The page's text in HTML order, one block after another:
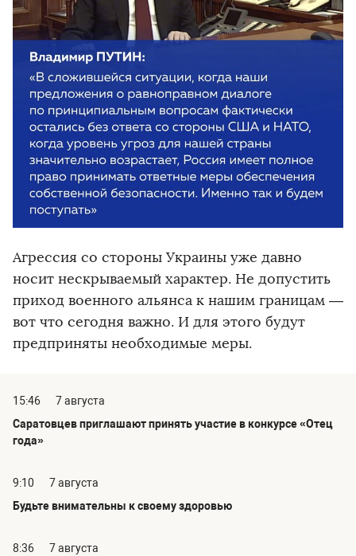
Агрессия со стороны Украины уже давно
носит нескрываемый характер. Не допустить
приход военного альянса к нашим границам —
вот что сегодня важно. И для этого будут
предприняты необходимые меры.
15:46
7 августа
Саратовцев приглашают принять участие в конкурсе «Отец
года»
9:10
7 августа
Будьте внимательны к своему здоровью
8:36
7 августа